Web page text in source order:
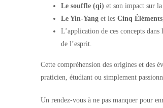
Le souffle (qi) et son impact sur
Le Yin-Yang et lesCinq Éléments
L’application de ces concepts
de l’esprit.
Cette compréhension des origines et des
praticien, étudiant ou simplement
Un rendez-vous à ne pas manquer pour